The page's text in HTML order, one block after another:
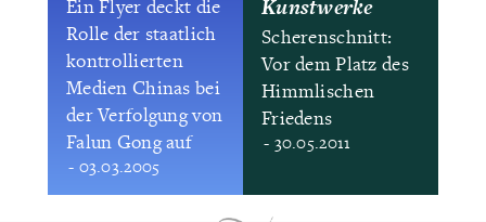
Ein Flyer deckt die
Rolle der staatlich
kontrollierten
Medien Chinas bei
der Verfolgung von
Falun Gong auf
- 03.03.2005
Kunstwerke
Scherenschnitt:
Vor dem Platz des
Himmlischen
Friedens
- 30.05.2011